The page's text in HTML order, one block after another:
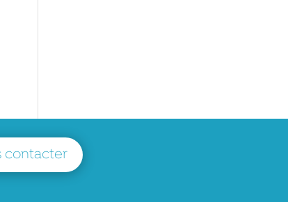
contacter